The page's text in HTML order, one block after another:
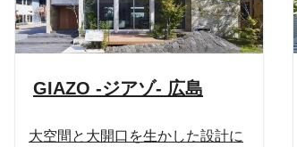
GIAZO -ジアゾ- 広島
大空間と大開口を生かした設計に